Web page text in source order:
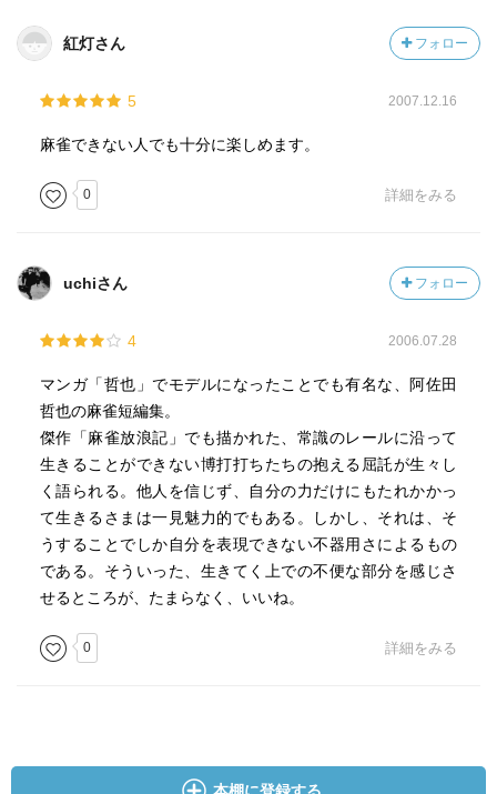
紅灯さん フォロー
5 2007.12.16
麻雀できない人でも十分に楽しめます。
0 詳細をみる
uchiさん フォロー
4 2006.07.28
マンガ「哲也」でモデルになったことでも有名な、阿佐田
哲也の麻雀短編集。
傑作「麻雀放浪記」でも描かれた、常識のレールに沿って
生きることができない博打打ちたちの抱える屈託が生々し
く語られる。他人を信じず、自分の力だけにもたれかかっ
て生きるさまは一見魅力的でもある。しかし、それは、そ
うすることでしか自分を表現できない不器用さによるもの
である。そういった、生きてく上での不便な部分を感じさ
せるところが、たまらなく、いいね。
0 詳細をみる